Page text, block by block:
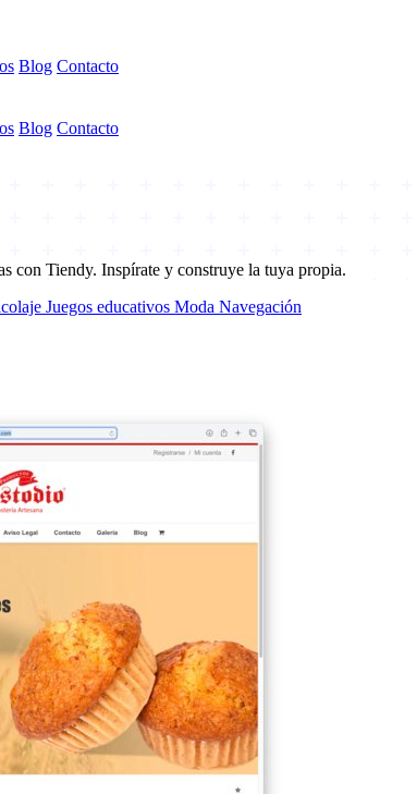
Blog Contacto
Blog Contacto
con Tiendy. Inspírate y construye la tuya propia.
Juegos educativos Moda Navegación